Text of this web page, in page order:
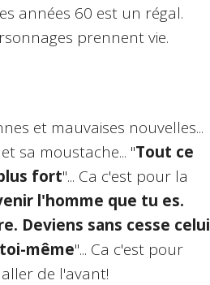
années 60 est un régal.
prennent vie.
et mauvaises nouvelles...
sa moustache... "Tout ce
fort"... Ca c'est pour la
l'homme que tu es.
Deviens sans cesse celui
même"... Ca c'est pour
de l'avant!